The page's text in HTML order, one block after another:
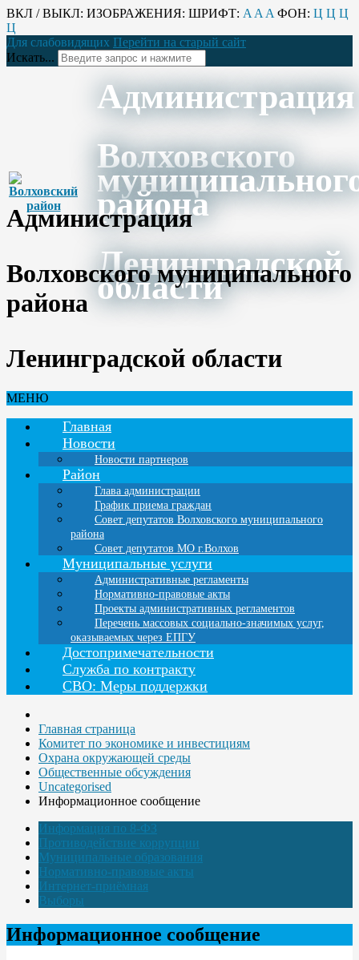
ВКЛ / ВЫКЛ: ИЗОБРАЖЕНИЯ: ШРИФТ: A A A ФОН: Ц Ц Ц
Ц
Для слабовидящих Перейти на старый сайт
Искать...
Администрация
Волховского
района
Ленинградской
области
Администрация
Волховского муниципального
района
Ленинградской области
МЕНЮ
Главная
Новости
Новости партнеров
Район
Глава администрации
График приема граждан
Совет депутатов Волховского муниципального
района
Совет депутатов МО г.Волхов
Муниципальные услуги
Административные регламенты
Нормативно-правовые акты
Проекты административных регламентов
Перечень массовых социально-значимых услуг,
оказываемых через ЕПГУ
Достопримечательности
Служба по контракту
СВО: Меры поддержки
Главная страница
Комитет по экономике и инвестициям
Охрана окружающей среды
Общественные обсуждения
Uncategorised
Информационное сообщение
Информация по 8-ФЗ
Противодействие коррупции
Муниципальные образования
Нормативно-правовые акты
Интернет-приёмная
Выборы
Информационное сообщение